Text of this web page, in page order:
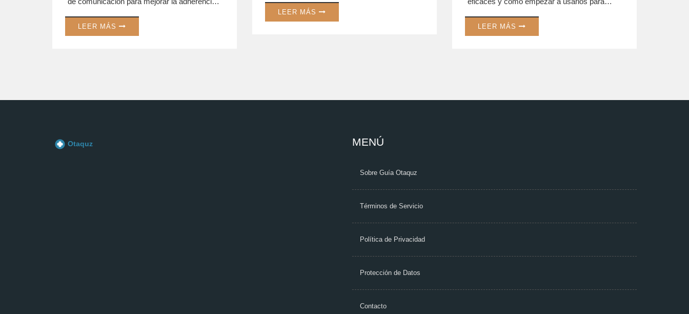
al tratamiento.
LEER MÁS
LEER MÁS
reducir tus gastos médicos de por vida.
LEER MÁS
MENÚ
Sobre Guía Otaquz
Términos de Servicio
Política de Privacidad
Protección de Datos
Contacto